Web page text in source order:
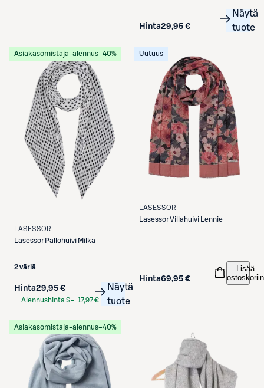
Hinta29,95 €
Näytä
tuote
Asiakasomistaja-alennus−40%
LASESSOR
Lasessor Pallohuivi Milka
2 väriä
Hinta29,95 €
Alennushinta S- 17,97 €
Näytä
tuote
Uutuus
LASESSOR
LasessorVillahuivi Lennie
Hinta69,95 €
Lisää
ostoskoriin
Asiakasomistaja-alennus−40%